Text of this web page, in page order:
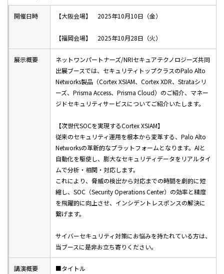
開催日時 【大阪会場】 2025年10月10日（金）
【福岡会場】 2025年10月28日（火）
展示概要
ネットワンパートナーズ/NRIセキュアテクノロジーズ共同
出展ブースでは、セキュリティトップクラスのPalo Alto
Networks製品（Cortex XSIAM、Cortex XDR、Strataシリ
ーズ、Prisma Access、Prisma Cloud）のご紹介、マネー
ジドセキュリティサービスについてご紹介いたします。
【次世代SOCを実現するCortex XSIAM】
従来のセキュリティ運用を根本から変革する、Palo Alto
Networksの革新的なプラットフォームとなります。AIと
自動化を駆使し、膨大なセキュリティデータをリアルタイ
ムで分析・相関・対応します。
これにより、脅威の検出から対応までの時間を劇的に短
縮し、SOC（Security Operations Center）の効率と精度
を飛躍的に向上させ、インシデントレスポンスの解決に
繋げます。
サイバーセキュリティ対策にお悩みを持たれている方は、
当ブースに是非お立ち寄りください。
講演概要
■タイトル